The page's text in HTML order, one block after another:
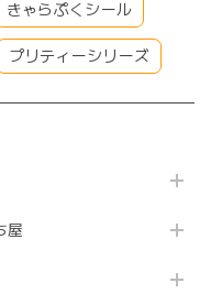
きゃらぷくシール
プリティーシリーズ
屋